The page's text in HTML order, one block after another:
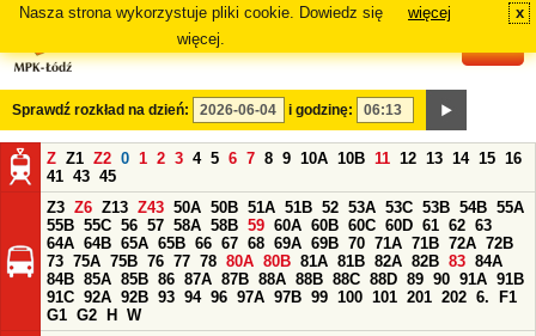
Nasza strona wykorzystuje pliki cookie. Dowiedz się
więcej.
więcej x
Sprawdź rozkład na dzień: i godzinę:
Z Z1 Z2 0 1 2 3 4 5 6 7 8 9 10A 10B 11 12 13 14 15 16
41 43 45
Z3 Z6 Z13 Z43 50A 50B 51A 51B 52 53A 53C 53B 54B 55A
55B 55C 56 57 58A 58B 59 60A 60B 60C 60D 61 62 63
64A 64B 65A 65B 66 67 68 69A 69B 70 71A 71B 72A 72B
73 75A 75B 76 77 78 80A 80B 81A 81B 82A 82B 83 84A
84B 85A 85B 86 87A 87B 88A 88B 88C 88D 89 90 91A 91B
91C 92A 92B 93 94 96 97A 97B 99 100 101 201 202 6.
F1
G1 G2 H
W